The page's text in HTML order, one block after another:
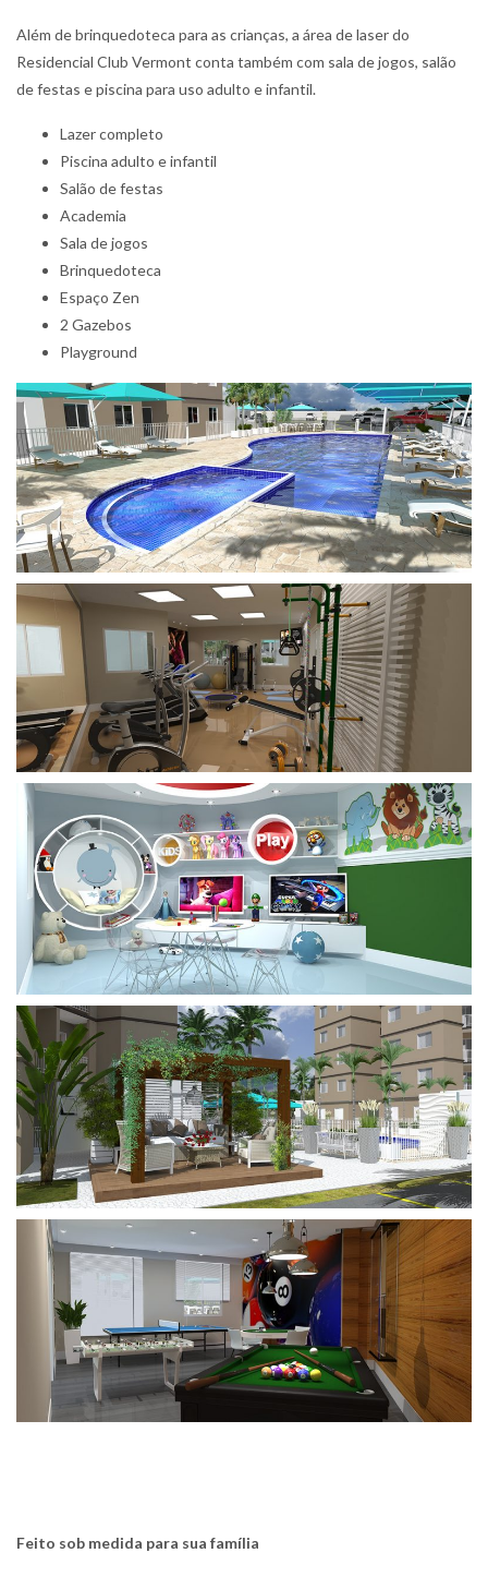
Além de brinquedoteca para as crianças, a área de laser do
Residencial Club Vermont conta também com sala de jogos, salão
de festas e piscina para uso adulto e infantil.
Lazer completo
Piscina adulto e infantil
Salão de festas
Academia
Sala de jogos
Brinquedoteca
Espaço Zen
2 Gazebos
Playground
Feito sob medida para sua família